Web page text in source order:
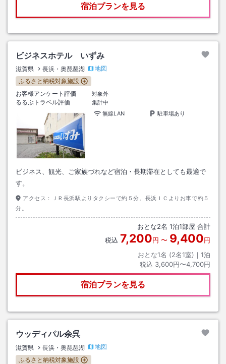
宿泊プランを見る
ビジネスホテル いずみ
滋賀県 長浜・奥琵琶湖
地図
ふるさと納税対象施設
お客様アンケート評価
対象外
るるぶトラベル評価
集計中
無線LAN
駐車場あり
ビジネス、観光、ご家族づれなど宿泊・長期滞在としても最適で
す。
アクセス：
ＪＲ長浜駅よりタクシーで約５分。長浜ＩＣよりお車で約５
分。
おとな2名 1泊1部屋 合計
税込 7,200円 〜 9,400円
おとな1名 (2名1室)｜ 1泊
税込 3,600円〜4,700円
宿泊プランを見る
ウッディパル余呉
滋賀県 長浜・奥琵琶湖
地図
ふるさと納税対象施設